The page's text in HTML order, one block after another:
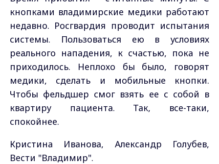
кнопками владимирские медики работают
недавно. Росгвардия проводит испытания
системы. Пользоваться ею в условиях
реального нападения, к счастью, пока не
приходилось. Неплохо бы было, говорят
медики, сделать и мобильные кнопки.
Чтобы фельдшер смог взять ее с собой в
квартиру пациента. Так, все-таки,
спокойнее.
Кристина Иванова, Александр Голубев,
Вести "Владимир".